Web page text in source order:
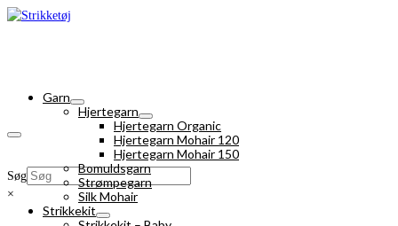
Søg
×
Garn
Hjertegarn
Hjertegarn Organic
Hjertegarn Mohair 120
Hjertegarn Mohair 150
Bomuldsgarn
Strømpegarn
Silk Mohair
Strikkekit